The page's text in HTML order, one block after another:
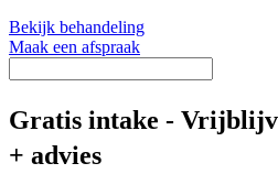
Bekijk behandeling
Maak een afspraak
Gratis intake -
+ advies